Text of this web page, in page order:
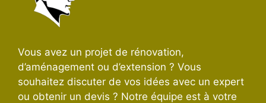
Vous avez un projet de rénovation,
d’aménagement ou d’extension ? Vous
souhaitez discuter de vos idées avec un expert
ou obtenir un devis ? Notre équipe est à votre